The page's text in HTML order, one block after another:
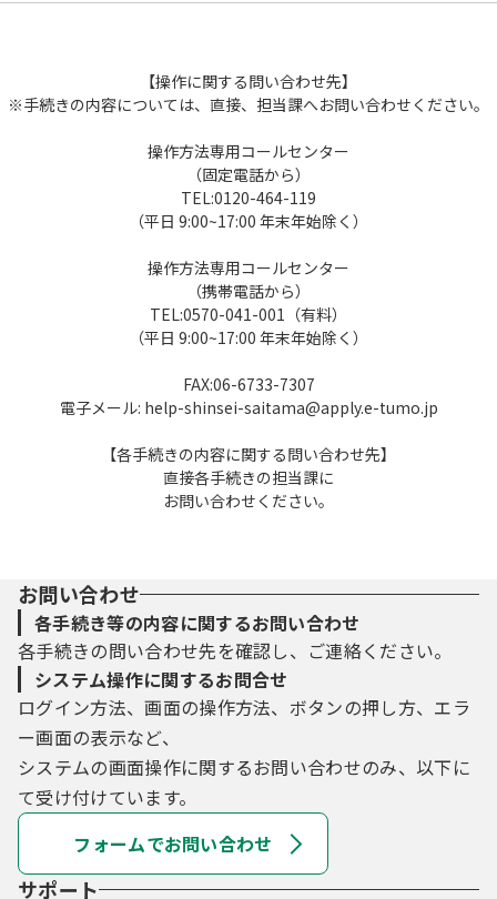
【操作に関する問い合わせ先】
※手続きの内容については、直接、担当課へお問い合わせください。
操作方法専用コールセンター
（固定電話から）
TEL:0120-464-119
（平日 9:00~17:00 年末年始除く）
操作方法専用コールセンター
（携帯電話から）
TEL:0570-041-001（有料）
（平日 9:00~17:00 年末年始除く）
FAX:06-6733-7307
電子メール: help-shinsei-saitama@apply.e-tumo.jp
【各手続きの内容に関する問い合わせ先】
直接各手続きの担当課に
お問い合わせください。
お問い合わせ
各手続き等の内容に関するお問い合わせ
各手続きの問い合わせ先を確認し、ご連絡ください。
システム操作に関するお問合せ
ログイン方法、画面の操作方法、ボタンの押し方、エラ
ー画面の表示など、
システムの画面操作に関するお問い合わせのみ、以下に
て受け付けています。
フォームでお問い合わせ
サポート